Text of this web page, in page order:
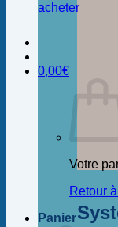
acheter
0,00€
Votre
Retour
Panier